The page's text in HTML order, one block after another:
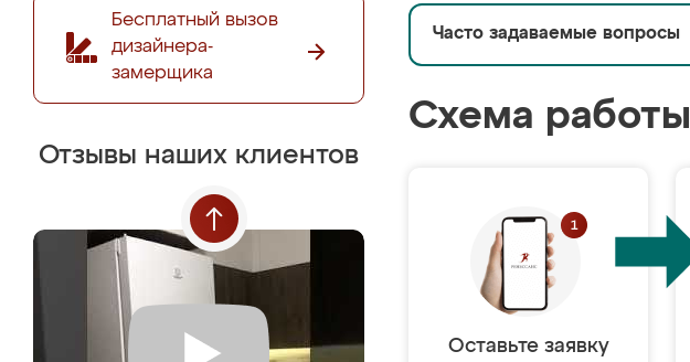
Бесплатный вызов
дизайнера-
замерщика
Отзывы наших клиентов
Часто задаваемые вопросы
Схема работы
Оставьте заявку